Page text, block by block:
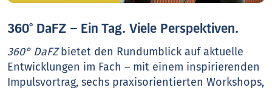
360° DaFZ – Ein Tag. Viele Perspektiven.
360° DaFZbietet den Rundumblick auf aktuelle
Entwicklungen im Fach – mit einem inspirierenden
Impulsvortrag, sechs praxisorientierten Workshops,